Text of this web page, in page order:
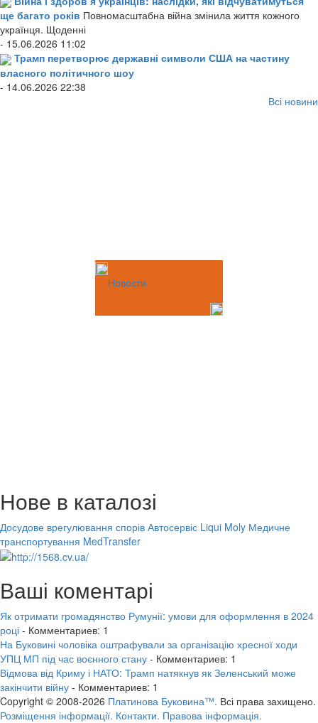
ще багато років Повномасштабна війна змінила життя кожного
українця. Щоденні
- 15.06.2026 11:02
Трамп перетворює державні символи США на частину
власного політичного шоу
- 14.06.2026 22:38
Всі новини
Новости
Нове в каталозі
Досудове врегулювання спорів Автосервіс Liqui Moly Медичне
транспортування MedTransfer
Ваші коментарі
Як отримати громадянство Румунії: умови для оформлення в 2024
році - Комментариев: 1
На Буковині чоловіка оштрафували за організацію хресної ходи
УПЦ МП під час воєнного стану - Комментариев: 1
Відмова від Криму і НАТО: Трамп натякнув як Зеленський може
закінчити війну - Комментариев: 1
Copyright © 2008-2026 Платинова Буковина™. Всі права захищено.
Розміщення інформації. Контакти. Правова інформація.